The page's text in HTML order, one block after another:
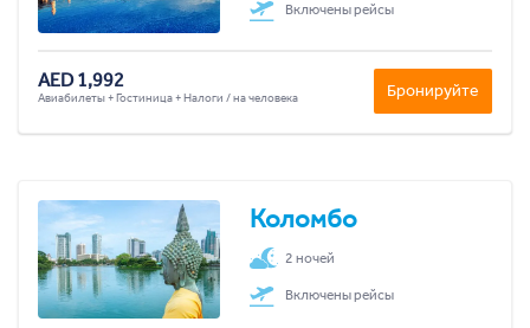
Включены рейсы
AED 1,992
Авиабилеты + Гостиница + Налоги / на человека Бронируйте
Коломбо
2 ночей
Включены рейсы